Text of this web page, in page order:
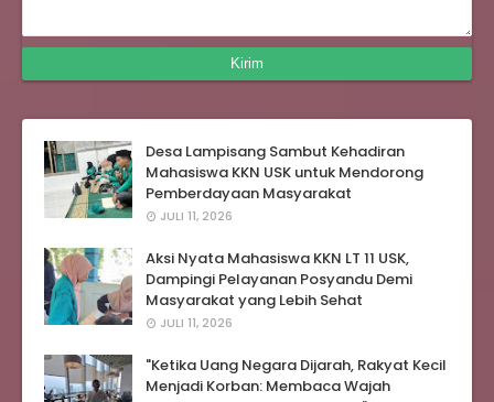
Desa Lampisang Sambut Kehadiran
Mahasiswa KKN USK untuk Mendorong
Pemberdayaan Masyarakat
JULI 11, 2026
Aksi Nyata Mahasiswa KKN LT 11 USK,
Dampingi Pelayanan Posyandu Demi
Masyarakat yang Lebih Sehat
JULI 11, 2026
"Ketika Uang Negara Dijarah, Rakyat Kecil
Menjadi Korban: Membaca Wajah